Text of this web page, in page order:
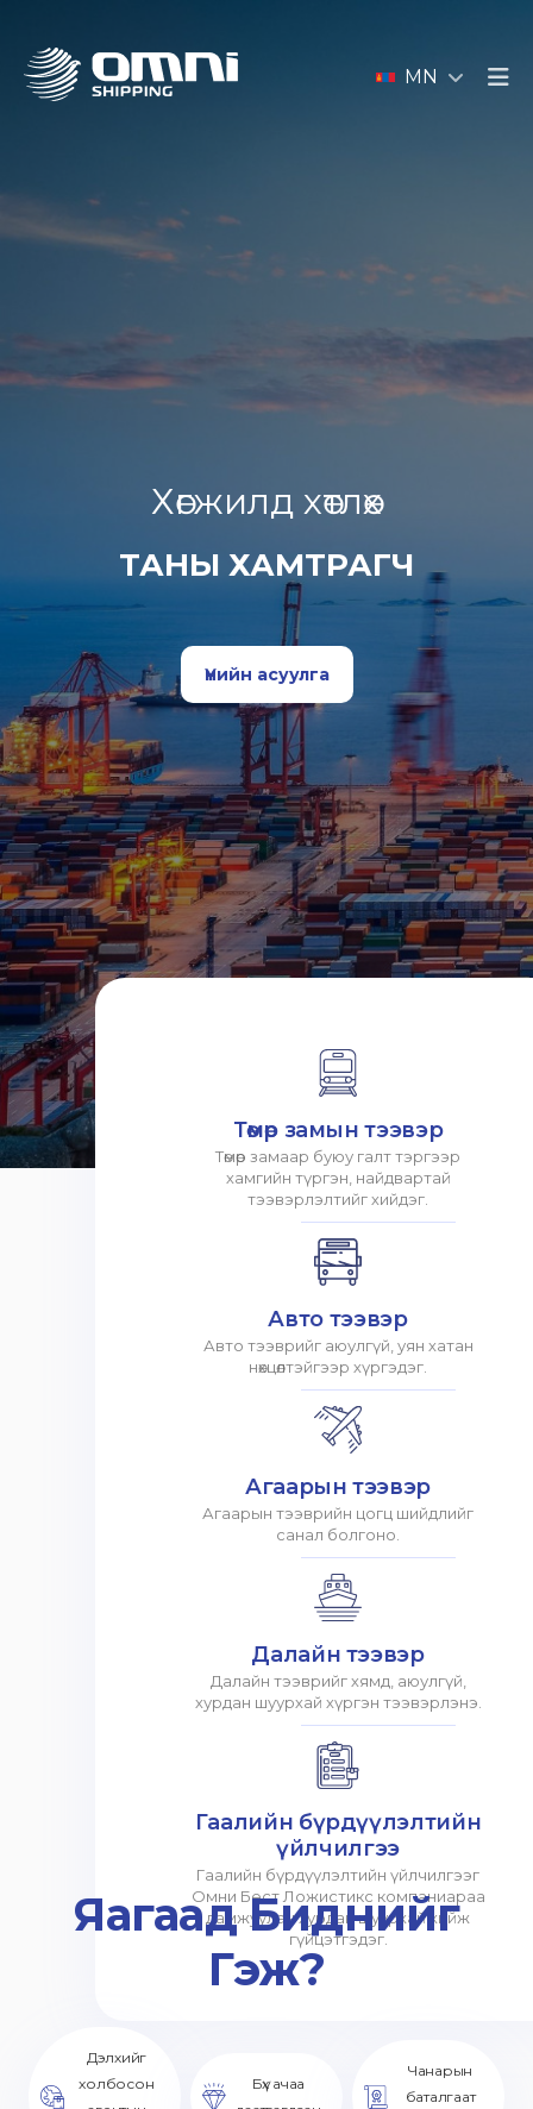
MN
Хөгжилд хөтлөх
ТАНЫ ХАМТРАГЧ
Үнийн асуулга
Төмөр замын тээвэр
Төмөр замаар буюу галт тэргээр
хамгийн түргэн, найдвартай
тээвэрлэлтийг хийдэг.
Авто тээвэр
Авто тээврийг аюулгүй, уян хатан
нөхцөлтэйгээр хүргэдэг.
Агаарын тээвэр
Агаарын тээврийн цогц шийдлийг
санал болгоно.
Далайн тээвэр
Далайн тээврийг хямд, аюулгүй,
хурдан шуурхай хүргэн тээвэрлэнэ.
Гаалийн бүрдүүлэлтийн
үйлчилгээ
Гаалийн бүрдүүлэлтийн үйлчилгээг
Омни Бест Ложистикс компаниараа
дамжуулан хурдан шуурхай хийж
гүйцэтгэдэг.
Яагаад Биднийг
Гэж?
Дэлхийг
холбосон
Бүх ачаа
Чанарын
баталгаат